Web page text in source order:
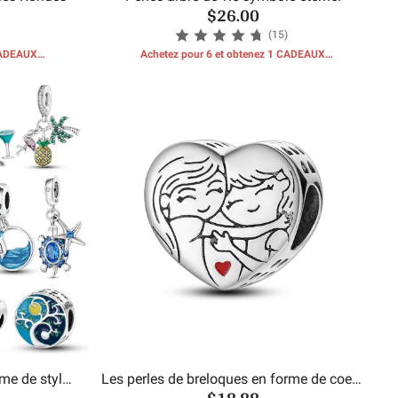
$26.00
(15)
Achetez pour 6 et obtenez 1 CADEAUX
de style
Les perles de breloques en forme de coeur